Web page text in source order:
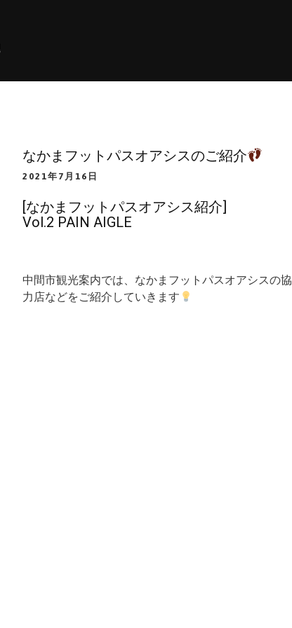
なかまフットパスオアシスのご紹介
2021年7月16日
[なかまフットパスオアシス紹介]
Vol.2 PAIN AIGLE
中間市観光案内では、なかまフットパスオアシスの協
力店などをご紹介していきます